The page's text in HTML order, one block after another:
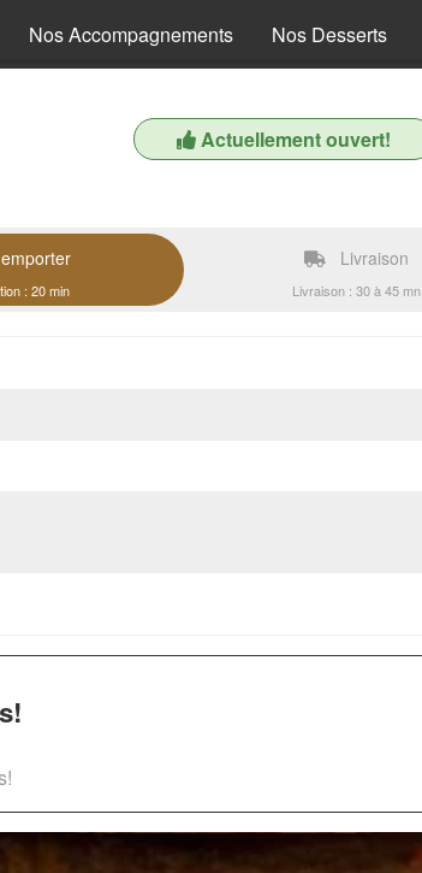
Nos Accompagnements Nos Desserts
Actuellement ouvert!
: 20 min
Livraison
Livraison : 30 à 45 mn